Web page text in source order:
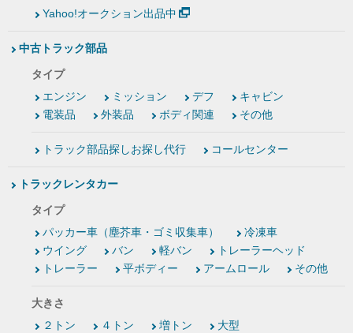
Yahoo!オークション出品中
中古トラック部品
タイプ
エンジン
ミッション デフ
キャビン
電装品
外装品 ボディ関連 その他
トラック部品探しお探し代行 コールセンター
トラックレンタカー
タイプ
パッカー車（塵芥車・ゴミ収集車）
冷凍車
ウイング
バン 軽バン
トレーラーヘッド
トレーラー
平ボディー アームロール その他
大きさ
２トン
４トン 増トン 大型